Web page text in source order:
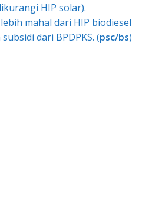
HIP solar).
mahal dari HIP biodiesel
dari BPDPKS. (psc/bs)